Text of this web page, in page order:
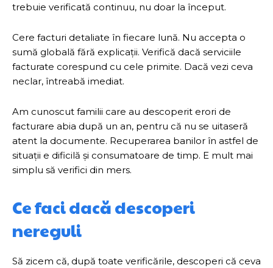
trebuie verificată continuu, nu doar la început.
Cere facturi detaliate în fiecare lună. Nu accepta o
sumă globală fără explicații. Verifică dacă serviciile
facturate corespund cu cele primite. Dacă vezi ceva
neclar, întreabă imediat.
Am cunoscut familii care au descoperit erori de
facturare abia după un an, pentru că nu se uitaseră
atent la documente. Recuperarea banilor în astfel de
situații e dificilă și consumatoare de timp. E mult mai
simplu să verifici din mers.
Ce faci dacă descoperi
nereguli
Să zicem că, după toate verificările, descoperi că ceva